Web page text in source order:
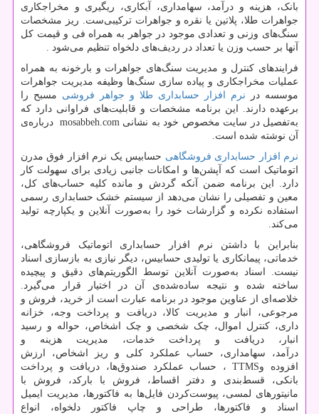
بانک، هزینه و درآمد، سهامداری، آبکاری، ریگیری و مخراجکاری
جواهرات طلا، پلاتین یا نقره و جواهرات ترکیبی‌ست. ریز مشخصات
سنگ‌های وزنی و تعدادی موجود در جواهر به همراه فی و قیمت کل
آنها بر حسب وزن یا تعداد در ردیف‌های دلخواه تنظیم می‌شود
فرایندهای کنترل و مدیریت سنگ‌های جواهرات و بارخونه به همراه
عملیات مخراجکاری و پیاده سازی سنگ‌ها وظیفه مدیریت جواهرات
موسسه در نرم افزار حسابداری طلا و جواهر فروشی مسبح را
برعهده دارند. این برنامه مشخصات و قابلیت‌های فراوانی دارد که
به‌تفصیل در سایت مخصوص خود به نشانی mosabbeh.com درباره‌ی
آن نوشته شده است.
نرم افزار حسابداری فروشگاهی حسابیس یک نرم افزار فوق مدرن
اتوماتیک است که آپشن‌ها و امکانات جانبی زیادی برای سهولت کار
دارد. این برنامه ضمن آنکه گردش و مانده کلیه‌ حساب‌های کل،
معین و تفصیلی را نشان می‌دهد از سیستم خشک حسابداری رسمی
استفاده نکرده و گزارشات خود را به‌صورت آنلاین و یکپارچه تولید
می‌کند.
بنابراین با داشتن نرم افزار حسابداری اتوماتیک فروشگاهی،
خدماتی، پیمانکاری یا تولیدی حسابیس، دیگر نیازی به بازسازی اسناد
نیست. اسناد به‌صورت آنلاین توسط الگوریتم‌های دقیق و پیچیده
ساخته شده و نتیجه ساده‌شده‌ی آن در اختیار قرار می‌گیرد.
خلاصه‌ای از عناوین موجود در برنامه عبارت است از خرید، فروش و
مرجوعی، انبار و مدیریت کالا، دریافت و پرداخت وجه، خزانه
داری، کنترل اموال، چک شخصی و چک اشخاص، حواله و رسید
انبار، دریافت و پرداخت خدمات، مدیریت هزینه و
درآمد، سهامداری، حساب عملکرد کلی و ریز اشخاص، ارزش
افزوده وTTMS ، حساب عملکرد صندوق‌ها، دریافت و پرداخت
بانکی، قسط‌بندی و دفتر اقساط، فروش با بارکد، فروش با
مانیتورهای لمسی، پیوست‌کردن فایل‌ها به فاکتورها، مدیریت ایمیل
اسناد و فاکتورها، طراحی و چاپ فاکتور دلخواه، انواع